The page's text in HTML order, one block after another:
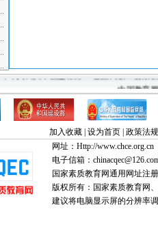
中华人民共和国监察部
全国高教工委素
中国教育
加入收藏| 设为首页| 政策法规
网址：Http://www.chce.org.cn
电子信箱：
国家素质教育网通用网址注
版权所有：国家素质教育网
建议将电脑显示屏的分辨率